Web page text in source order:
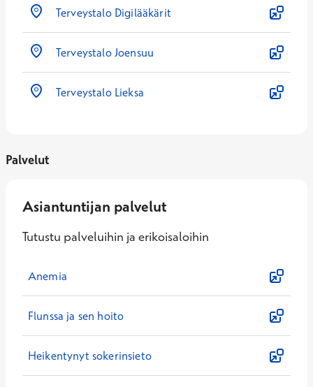
Terveystalo Digilääkärit
Terveystalo Joensuu
Terveystalo Lieksa
Palvelut
Asiantuntijan palvelut
Tutustu palveluihin ja erikoisaloihin
Anemia
Flunssa ja sen hoito
Heikentynyt sokerinsieto